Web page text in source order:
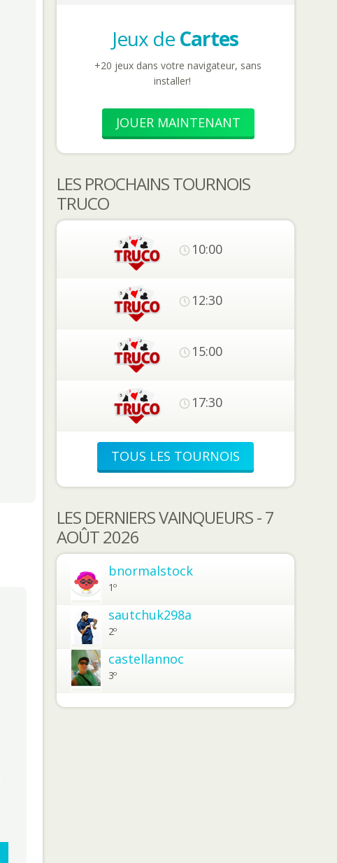
Jeux de Cartes
+20 jeux dans votre navigateur, sans
installer!
JOUER MAINTENANT
LES PROCHAINS TOURNOIS
TRUCO
10:00
12:30
15:00
17:30
TOUS LES TOURNOIS
LES DERNIERS VAINQUEURS - 7
AOÛT 2026
bnormalstock
1º
sautchuk298a
2º
castellannoc
3º